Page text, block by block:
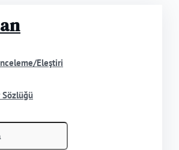
Eleştiri